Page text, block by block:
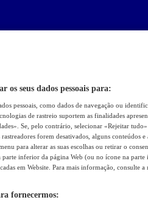
os seus dados pessoais para:
pessoais, como dados de navegação ou
de rastreio suportem as finalidades
Se, pelo contrário, selecionar «Rejeitar
forem desativados, alguns conteúdos
para alterar as suas escolhas ou retirar o
inferior da página Web (ou no ícone na
em Website. Para mais informação, consulte a
fornecermos: